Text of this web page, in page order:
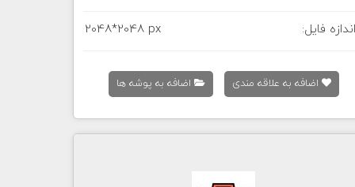
اندازه فایل: 2048*2048 px
اضافه به علاقه مندی اضافه به پوشه ها